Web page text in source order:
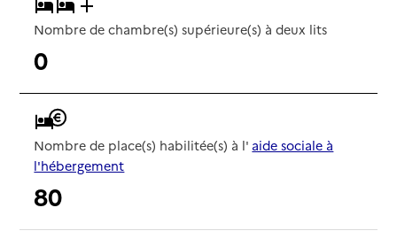
Nombre de chambre(s) supérieure(s) à deux lits
0
Nombre de place(s) habilitée(s) à l' aide sociale à
l'hébergement
80